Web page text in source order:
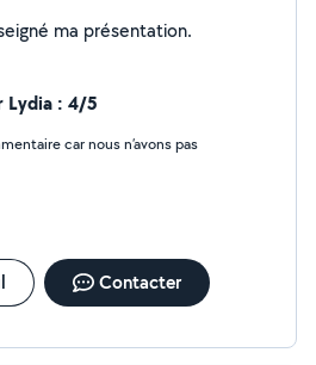
Je n'ai pas encore renseigné ma présentation.
Lydia : 4/5
car nous n’avons pas
Contacter